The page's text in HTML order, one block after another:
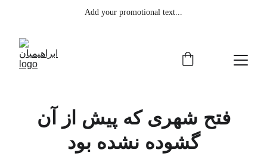
Add your promotional text...
فتح شهری که پیش از آن
گشوده نشده بود